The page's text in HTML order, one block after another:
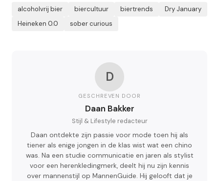
alcoholvrij bier biercultuur biertrends
Dry January
Heineken 0.0
sober curious
D
GESCHREVEN DOOR
Daan Bakker
Stijl & Lifestyle redacteur
Daan ontdekte zijn passie voor mode toen hij als
tiener als enige jongen in de klas wist wat een chino
was. Na een studie communicatie en jaren als stylist
voor een herenkledingmerk, deelt hij nu zijn kennis
over mannenstijl op MannenGuide. Hij gelooft dat je